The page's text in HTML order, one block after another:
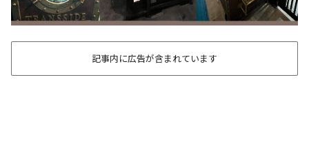
記事内に広告が含まれています